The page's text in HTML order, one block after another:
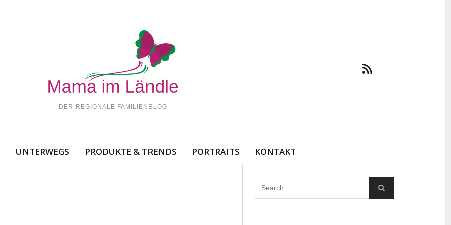
DER REGIONALE FAMILIENBLOG
UNTERWEGS PRODUKTE & TRENDS PORTRAITS KONTAKT